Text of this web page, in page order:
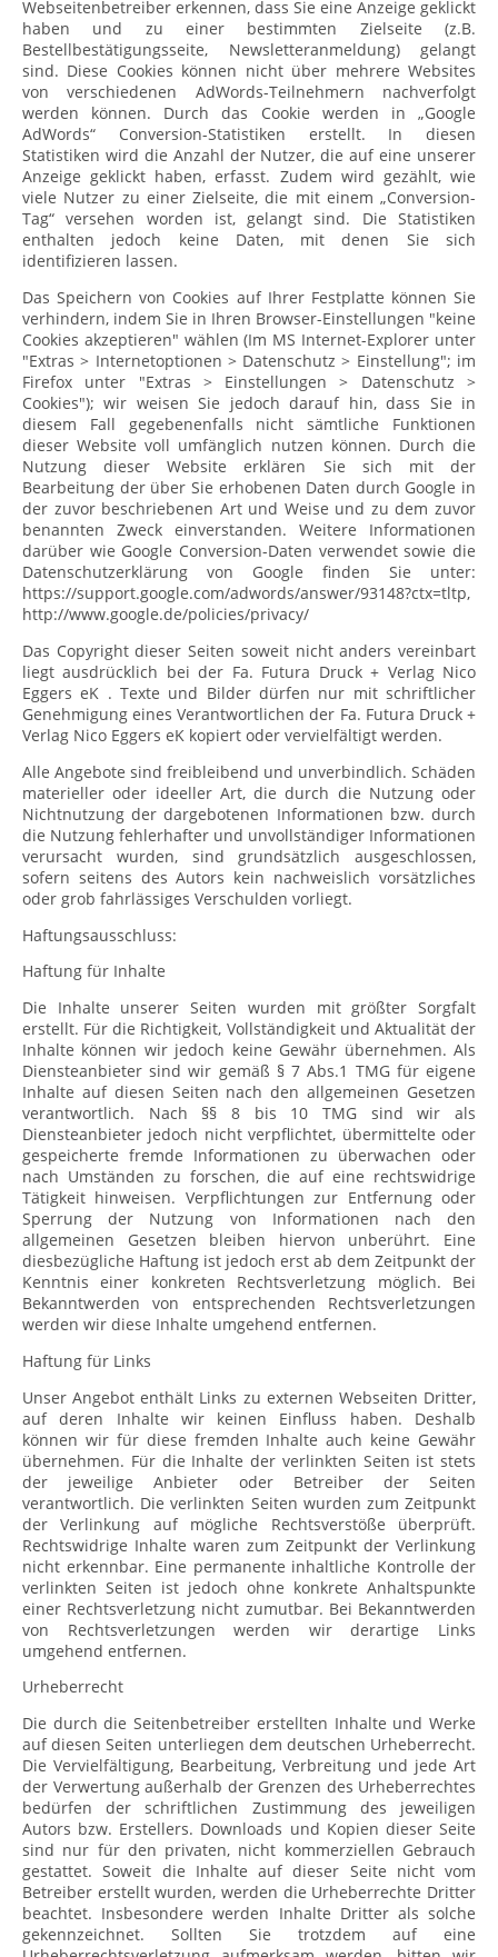
Webseitenbetreiber erkennen, dass Sie eine Anzeige geklickt
haben und zu einer bestimmten Zielseite (z.B.
Bestellbestätigungsseite, Newsletteranmeldung) gelangt
sind. Diese Cookies können nicht über mehrere Websites
von verschiedenen AdWords-Teilnehmern nachverfolgt
werden können. Durch das Cookie werden in „Google
AdWords“ Conversion-Statistiken erstellt. In diesen
Statistiken wird die Anzahl der Nutzer, die auf eine unserer
Anzeige geklickt haben, erfasst. Zudem wird gezählt, wie
viele Nutzer zu einer Zielseite, die mit einem „Conversion-
Tag“ versehen worden ist, gelangt sind. Die Statistiken
enthalten jedoch keine Daten, mit denen Sie sich
identifizieren lassen.
Das Speichern von Cookies auf Ihrer Festplatte können Sie
verhindern, indem Sie in Ihren Browser-Einstellungen "keine
Cookies akzeptieren" wählen (Im MS Internet-Explorer unter
"Extras > Internetoptionen > Datenschutz > Einstellung"; im
Firefox unter "Extras > Einstellungen > Datenschutz >
Cookies"); wir weisen Sie jedoch darauf hin, dass Sie in
diesem Fall gegebenenfalls nicht sämtliche Funktionen
dieser Website voll umfänglich nutzen können. Durch die
Nutzung dieser Website erklären Sie sich mit der
Bearbeitung der über Sie erhobenen Daten durch Google in
der zuvor beschriebenen Art und Weise und zu dem zuvor
benannten Zweck einverstanden. Weitere Informationen
darüber wie Google Conversion-Daten verwendet sowie die
Datenschutzerklärung von Google finden Sie unter:
https://support.google.com/adwords/answer/93148?ctx=tltp,
http://www.google.de/policies/privacy/
Das Copyright dieser Seiten soweit nicht anders vereinbart
liegt ausdrücklich bei der Fa. Futura Druck + Verlag Nico
Eggers eK . Texte und Bilder dürfen nur mit schriftlicher
Genehmigung eines Verantwortlichen der Fa. Futura Druck +
Verlag Nico Eggers eK kopiert oder vervielfältigt werden.
Alle Angebote sind freibleibend und unverbindlich. Schäden
materieller oder ideeller Art, die durch die Nutzung oder
Nichtnutzung der dargebotenen Informationen bzw. durch
die Nutzung fehlerhafter und unvollständiger Informationen
verursacht wurden, sind grundsätzlich ausgeschlossen,
sofern seitens des Autors kein nachweislich vorsätzliches
oder grob fahrlässiges Verschulden vorliegt.
Haftungsausschluss:
Haftung für Inhalte
Die Inhalte unserer Seiten wurden mit größter Sorgfalt
erstellt. Für die Richtigkeit, Vollständigkeit und Aktualität der
Inhalte können wir jedoch keine Gewähr übernehmen. Als
Diensteanbieter sind wir gemäß § 7 Abs.1 TMG für eigene
Inhalte auf diesen Seiten nach den allgemeinen Gesetzen
verantwortlich. Nach §§ 8 bis 10 TMG sind wir als
Diensteanbieter jedoch nicht verpflichtet, übermittelte oder
gespeicherte fremde Informationen zu überwachen oder
nach Umständen zu forschen, die auf eine rechtswidrige
Tätigkeit hinweisen. Verpflichtungen zur Entfernung oder
Sperrung der Nutzung von Informationen nach den
allgemeinen Gesetzen bleiben hiervon unberührt. Eine
diesbezügliche Haftung ist jedoch erst ab dem Zeitpunkt der
Kenntnis einer konkreten Rechtsverletzung möglich. Bei
Bekanntwerden von entsprechenden Rechtsverletzungen
werden wir diese Inhalte umgehend entfernen.
Haftung für Links
Unser Angebot enthält Links zu externen Webseiten Dritter,
auf deren Inhalte wir keinen Einfluss haben. Deshalb
können wir für diese fremden Inhalte auch keine Gewähr
übernehmen. Für die Inhalte der verlinkten Seiten ist stets
der jeweilige Anbieter oder Betreiber der Seiten
verantwortlich. Die verlinkten Seiten wurden zum Zeitpunkt
der Verlinkung auf mögliche Rechtsverstöße überprüft.
Rechtswidrige Inhalte waren zum Zeitpunkt der Verlinkung
nicht erkennbar. Eine permanente inhaltliche Kontrolle der
verlinkten Seiten ist jedoch ohne konkrete Anhaltspunkte
einer Rechtsverletzung nicht zumutbar. Bei Bekanntwerden
von Rechtsverletzungen werden wir derartige Links
umgehend entfernen.
Urheberrecht
Die durch die Seitenbetreiber erstellten Inhalte und Werke
auf diesen Seiten unterliegen dem deutschen Urheberrecht.
Die Vervielfältigung, Bearbeitung, Verbreitung und jede Art
der Verwertung außerhalb der Grenzen des Urheberrechtes
bedürfen der schriftlichen Zustimmung des jeweiligen
Autors bzw. Erstellers. Downloads und Kopien dieser Seite
sind nur für den privaten, nicht kommerziellen Gebrauch
gestattet. Soweit die Inhalte auf dieser Seite nicht vom
Betreiber erstellt wurden, werden die Urheberrechte Dritter
beachtet. Insbesondere werden Inhalte Dritter als solche
gekennzeichnet. Sollten Sie trotzdem auf eine